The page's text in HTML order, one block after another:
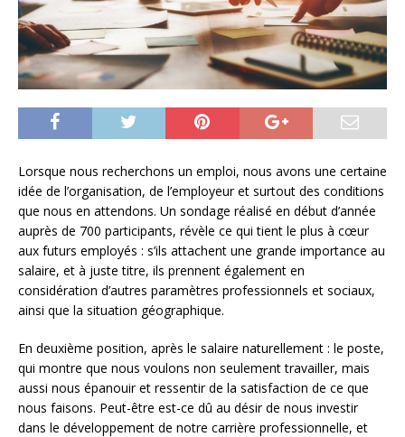
Lorsque nous recherchons un emploi, nous avons une certaine
idée de l’organisation, de l’employeur et surtout des conditions
que nous en attendons. Un sondage réalisé en début d’année
auprès de 700 participants, révèle ce qui tient le plus à cœur
aux futurs employés : s’ils attachent une grande importance au
salaire, et à juste titre, ils prennent également en
considération d’autres paramètres professionnels et sociaux,
ainsi que la situation géographique.
En deuxième position, après le salaire naturellement : le poste,
qui montre que nous voulons non seulement travailler, mais
aussi nous épanouir et ressentir de la satisfaction de ce que
nous faisons. Peut-être est-ce dû au désir de nous investir
dans le développement de notre carrière professionnelle, et